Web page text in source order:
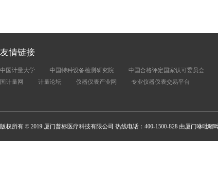
友情链接
中国计量大学 中国特种设备检测研究院
中国合格评定国家认可委员会
国计量网
计量论坛 仪器仪表产业网 专业仪器仪表交易平台
版权所有 © 2019 厦门普标医疗科技有限公司 热线电话：400-1500-828 由厦门咻吡